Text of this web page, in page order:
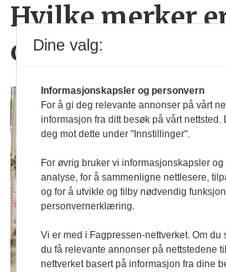
Hvilke merker
ditt fylke?
Dine valg:
Informasjonskapsler og personvern
For å gi deg relevante annonser på vårt
informasjon fra ditt besøk på vårt nettsted.
deg mot dette under "Innstillinger".
For øvrig bruker vi informasjonskapsler
analyse, for å sammenligne nettlesere,
og for å utvikle og tilby nødvendig
personvernerklæring.
Vi er med i Fagpressen-nettverket. Om du
du få relevante annonser på nettstedene
nettverket basert på informasjon fra dine